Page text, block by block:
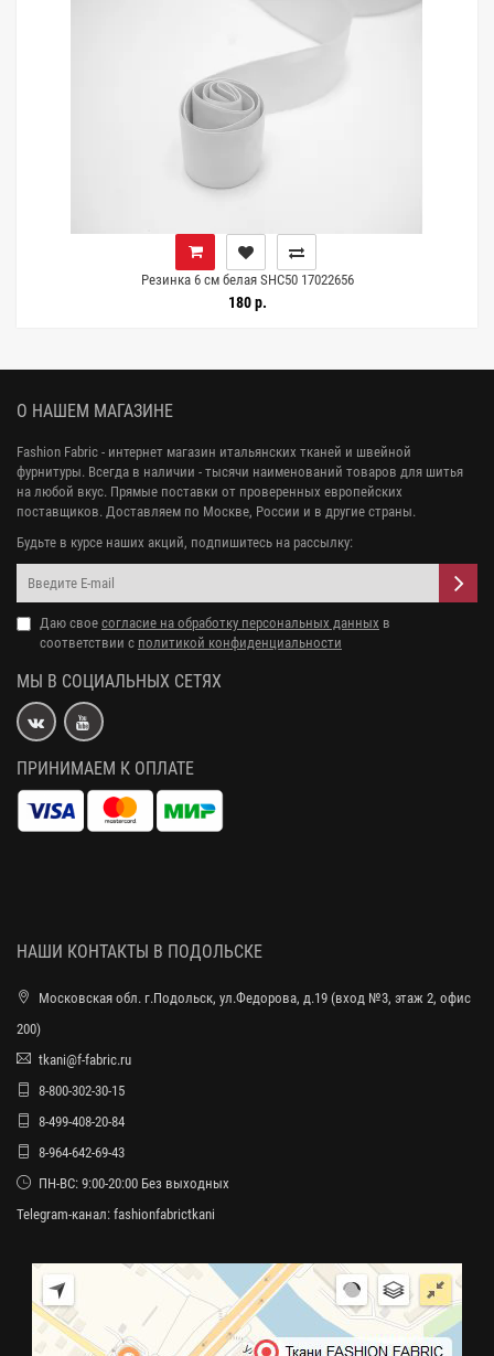
Резинка 6 см белая SHC50 17022656
180 р.
О НАШЕМ МАГАЗИНЕ
Fashion Fabric - интернет магазин итальянских тканей и швейной
фурнитуры. Всегда в наличии - тысячи наименований товаров для шитья
на любой вкус. Прямые поставки от проверенных европейских
поставщиков. Доставляем по Москве, России и в другие страны.
Будьте в курсе наших акций, подпишитесь на рассылку:
Даю свое согласие на обработку персональных данных в
соответствии с политикой конфиденциальности
МЫ В СОЦИАЛЬНЫХ СЕТЯХ
ПРИНИМАЕМ К ОПЛАТЕ
НАШИ КОНТАКТЫ В ПОДОЛЬСКЕ
Московская обл. г.Подольск, ул.Федорова, д.19 (вход №3, этаж 2, офис
200)
tkani@f-fabric.ru
8-800-302-30-15
8-499-408-20-84
8-964-642-69-43
ПН-ВС: 9:00-20:00 Без выходных
Telegram-канал: fashionfabrictkani